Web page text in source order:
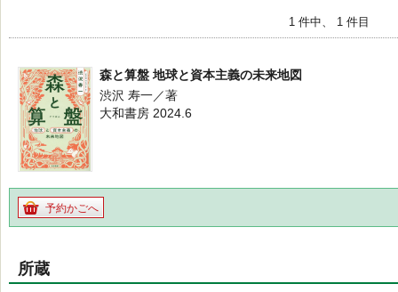
1 件中、 1 件目
森と算盤 地球と資本主義の未来地図
渋沢 寿一／著
大和書房 2024.6
予約かごへ
所蔵